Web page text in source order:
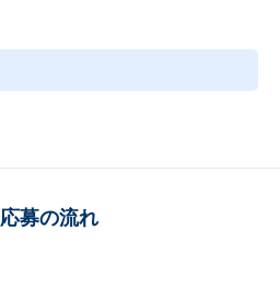
応募の流れ